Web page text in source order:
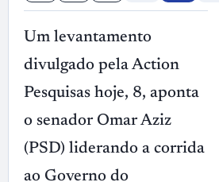
Um levantamento
divulgado pela Action
Pesquisas hoje, 8, aponta
o senador Omar Aziz
(PSD) liderando a corrida
ao Governo do